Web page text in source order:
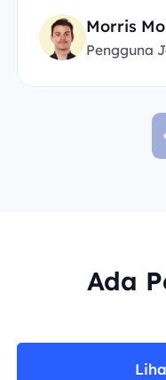
Morris
Pengguna
Ada